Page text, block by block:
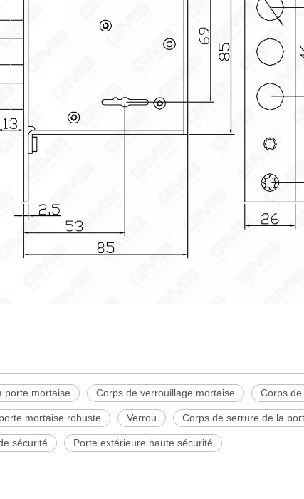
porte mortaise Corps de verrouillage mortaise Corps
mortaise robuste Verrou Corps de serrure de la
sécurité Porte extérieure haute sécurité